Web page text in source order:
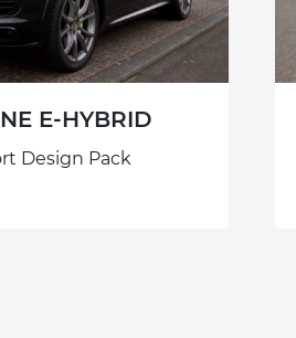
E-HYBRID
Design Pack